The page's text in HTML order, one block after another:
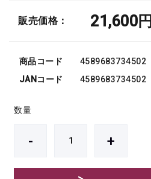
販売価格： 21,600円
商品コード
4589683734502
JANコード
4589683734502
数量
- +